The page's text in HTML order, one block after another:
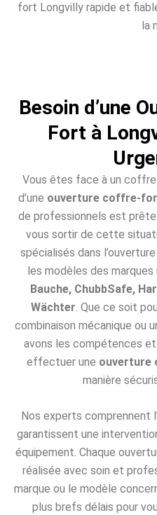
fort Longvilly rapide et
la
Besoin d’une
Fort à
Vous êtes face à un
d’une ouverture coffre-
de professionnels est
vous sortir de cette
spécialisés dans
les modèles des
Bauche, ChubbSafe,
Wächter . Que ce soit
combinaison mécanique ou
avons les compétences
effectuer une ouverture
manière
Nos experts comprennent
garantissent une
équipement. Chaque
réalisée avec soin et
marque ou le modèle
plus brefs délais pour